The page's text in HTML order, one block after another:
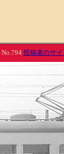
No.794 投稿者のサ